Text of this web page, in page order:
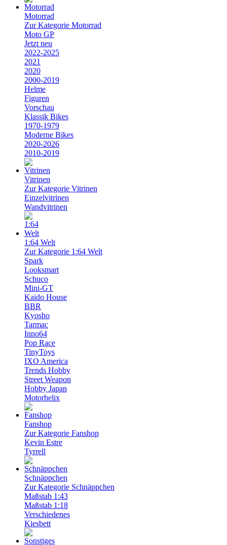
Motorrad
Zur Kategorie Motorrad
Moto GP
Jetzt neu
2022-2025
2021
2020
2000-2019
Helme
Figuren
Vorschau
Klassik Bikes
1970-1979
Moderne Bikes
2020-2026
2010-2019
Vitrinen
Zur Kategorie Vitrinen
Einzelvitrinen
Wandvitrinen
1:64 Welt
Zur Kategorie 1:64 Welt
Spark
Looksmart
Schuco
Mini-GT
Kaido House
BBR
Kyosho
Tarmac
Inno64
Pop Race
TinyToys
IXO America
Trends Hobby
Street Weapon
Hobby Japan
Motorhelix
Fanshop
Zur Kategorie Fanshop
Kevin Estre
Tyrrell
Schnäppchen
Zur Kategorie Schnäppchen
Maßstab 1:43
Maßstab 1:18
Verschiedenes
Kiesbett